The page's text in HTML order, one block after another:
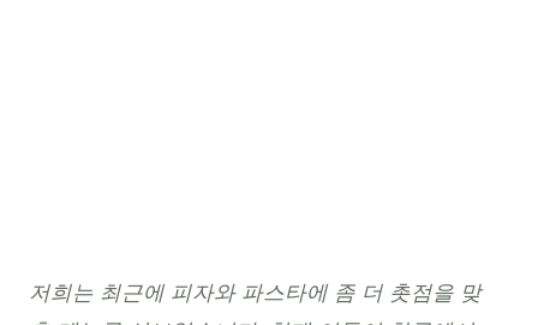
저희는 최근에 피자와 파스타에 좀 더 촛점을 맞